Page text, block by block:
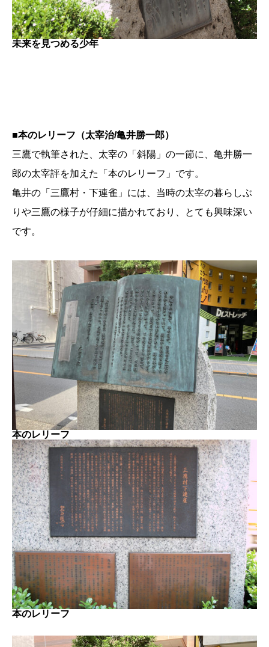
未来を見つめる少年
■本のレリーフ（太宰治/亀井勝一郎）
三鷹で執筆された、太宰の「斜陽」の一節に、亀井勝一
郎の太宰評を加えた「本のレリーフ」です。
亀井の「三鷹村・下連雀」には、当時の太宰の暮らしぶ
りや三鷹の様子が仔細に描かれており、とても興味深い
です。
本のレリーフ
本のレリーフ